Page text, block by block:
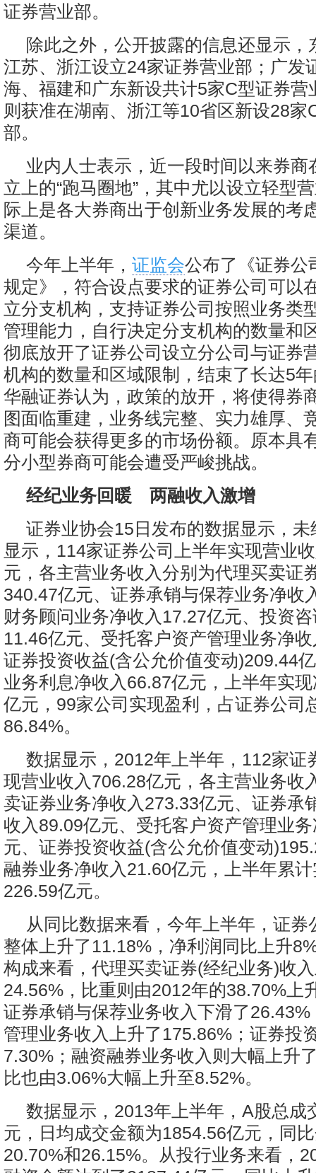
证券营业部。
除此之外，公开披露的信息还显示，
江苏、浙江设立24家证券营业部；广发
海、福建和广东新设共计5家C型证券营
则获准在湖南、浙江等10省区新设28家
部。
业内人士表示，近一段时间以来券商
立上的“跑马圈地”，其中尤以设立轻型
际上是各大券商出于创新业务发展的考
渠道。
今年上半年， 证监会公布了《证券公
规定》，符合设点要求的证券公司可以
立分支机构，支持证券公司按照业务类
管理能力，自行决定分支机构的数量和
彻底放开了证券公司设立分公司与证券
机构的数量和区域限制，结束了长达5
华融证券认为，政策的放开，将使得券
图面临重建，业务线完整、实力雄厚、
商可能会获得更多的市场份额。原本具
分小型券商可能会遭受严峻挑战。
经纪业务回暖 两融收入激增
证券业协会15日发布的数据显示，
显示，114家证券公司上半年实现营业
元，各主营业务收入分别为代理买卖证
340.47亿元、证券承销与保荐业务净收
财务顾问业务净收入17.27亿元、投资
11.46亿元、受托客户资产管理业务净
证券投资收益(含公允价值变动)209.44
业务利息净收入66.87亿元，上半年实
亿元，99家公司实现盈利，占证券公司
86.84%。
数据显示，2012年上半年，112家证
现营业收入706.28亿元，各主营业务收
卖证券业务净收入273.33亿元、证券承
收入89.09亿元、受托客户资产管理业
元、证券投资收益(含公允价值变动
融券业务净收入21.60亿元，上半年累
226.59亿元。
从同比数据来看，今年上半年，证券
整体上升了11.18%，净利润同比上升
构成来看，代理买卖证券(经纪业务)收
24.56%，比重则由2012年的38.70%上
证券承销与保荐业务收入下滑了
管理业务收入上升了175.86%；证券投
7.30%；融资融券业务收入则大幅上升
比也由3.06%大幅上升至8.52%。
数据显示，2013年上半年，A股总成
元，日均成交金额为1854.56亿元，同
20.70%和26.15%。从投行业务来看，